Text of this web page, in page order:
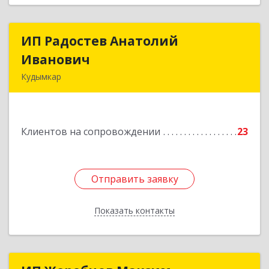
ИП Радостев Анатолий
Иванович
Кудымкар
Клиентов на сопровождении 23
Отправить заявку
Показать контакты
ИП Радостев Анатолий
Подробнее
Отправить заявку
Назад